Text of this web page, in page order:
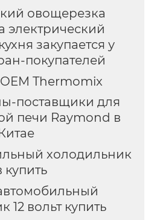
овощерезка
электрический
закупается у
покупателей
Thermomix
поставщики для
печи Raymond в
Китае
холодильник
купить
12 вольт купить